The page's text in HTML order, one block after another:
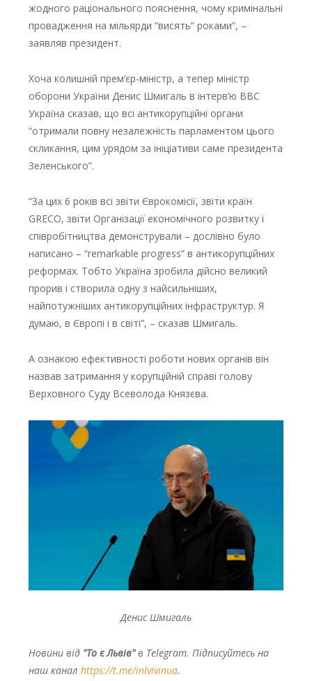
жодного раціонального пояснення, чому кримінальні
провадження на мільярди “висять” роками”, –
заявляв президент.
Хоча колишній прем’єр-міністр, а тепер міністр
оборони України Денис Шмигаль в інтерв’ю BBC
Україна сказав, що всі антикорупційні органи
“отримали повну незалежність парламентом цього
скликання, цим урядом за ініціативи саме президента
Зеленського”.
“За цих 6 років всі звіти Єврокомісії, звіти країн
GRECO, звіти Організації економічного розвитку і
співробітництва демонстрували – дослівно було
написано – “remarkable progress” в антикорупційних
реформах. Тобто Україна зробила дійсно великий
прорив і створила одну з найсильніших,
найпотужніших антикорупційних інфраструктур. Я
думаю, в Європі і в світі”, – сказав Шмигаль.
А ознакою ефективності роботи нових органів він
назвав затримання у корупційній справі голову
Верховного Суду Всеволода Князєва.
Денис Шмигаль
Новини від "То є Львів"в Telegram. Підписуйтесь на
наш канал https://t.me/inlvivinua.